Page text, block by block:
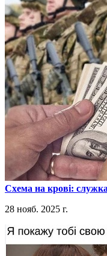
​Схема на крові:
28 нояб. 2025 г.